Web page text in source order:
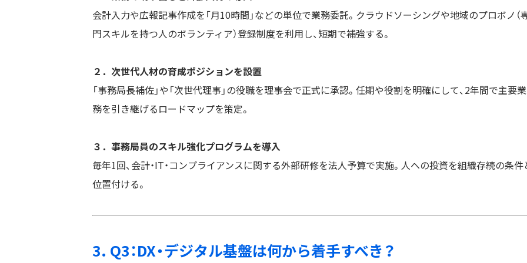
会計入力や広報記事作成を「月10時間」などの単位で業務委託。クラウドソーシングや地域のプロボノ（
門スキルを持つ人のボランティア）登録制度を利用し、短期で補強する。
２．次世代人材の育成ポジションを設置
「事務局長補佐」や「次世代理事」の役職を理事会で正式に承認。任期や役割を明確にして、2年間で主要業
務を引き継げるロードマップを策定。
３．事務局員のスキル強化プログラムを導入
毎年1回、会計・IT・コンプライアンスに関する外部研修を法人予算で実施。人への投資を組織存続の条件
位置付ける。
3. Q3：DX・デジタル基盤は何から着手すべき？